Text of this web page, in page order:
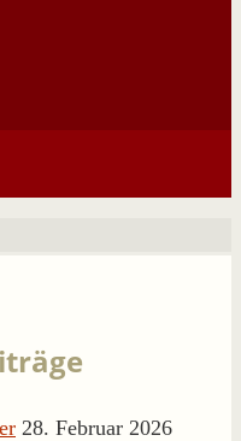
28. Februar 2026